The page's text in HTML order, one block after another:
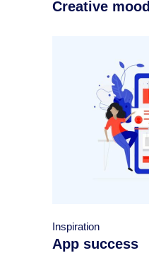
Creative mood
Inspiration
App success